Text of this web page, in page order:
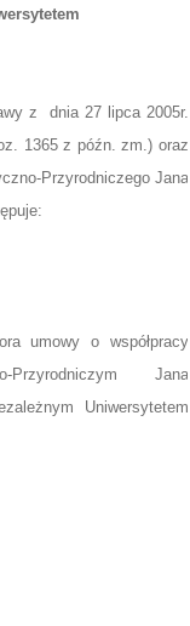
z
dnia 27 lipca 2005r.
1365 z późn. zm.) oraz
Przyrodniczego Jana
umowy o współpracy
Przyrodniczym Jana
Uniwersytetem